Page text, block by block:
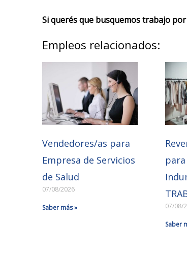
Si querés que busquemos trabajo
Empleos relacionados:
Vendedores/as para
Empresa de Servicios
de Salud
07/08/2026
Saber más » 07/08/
Saber